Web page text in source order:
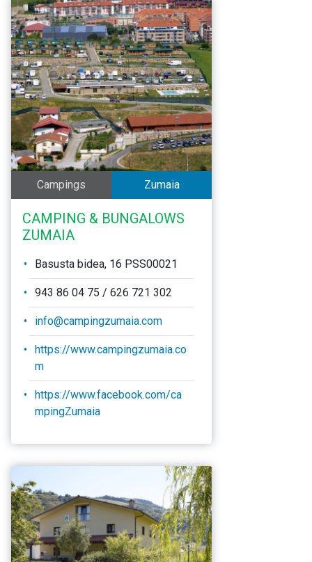
Campings Zumaia
CAMPING & BUNGALOWS
ZUMAIA
Basusta bidea, 16 PSS00021
943 86 04 75 / 626 721 302
info@campingzumaia.com
https://www.campingzumaia.co
m
https://www.facebook.com/ca
mpingZumaia